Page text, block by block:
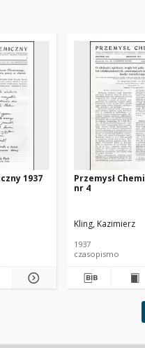
1937
Przemysł
nr 4
Kling, Kazimierz
1937
czasopismo